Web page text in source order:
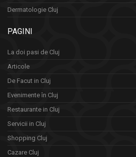
Dermatologie Cluj
PAGINI
La doi pasi de Cluj
Articole
De Facut in Cluj
Evenimente în Cluj
Restaurante in Cluj
Servicii in Cluj
Shopping Cluj
Cazare Cluj